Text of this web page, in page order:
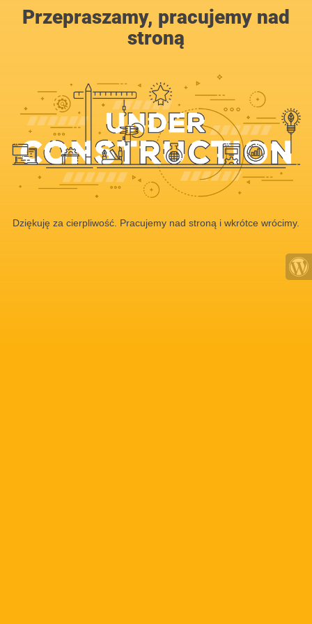
Przepraszamy, pracujemy nad
stroną
Dziękuję za cierpliwość. Pracujemy nad stroną i wkrótce wrócimy.